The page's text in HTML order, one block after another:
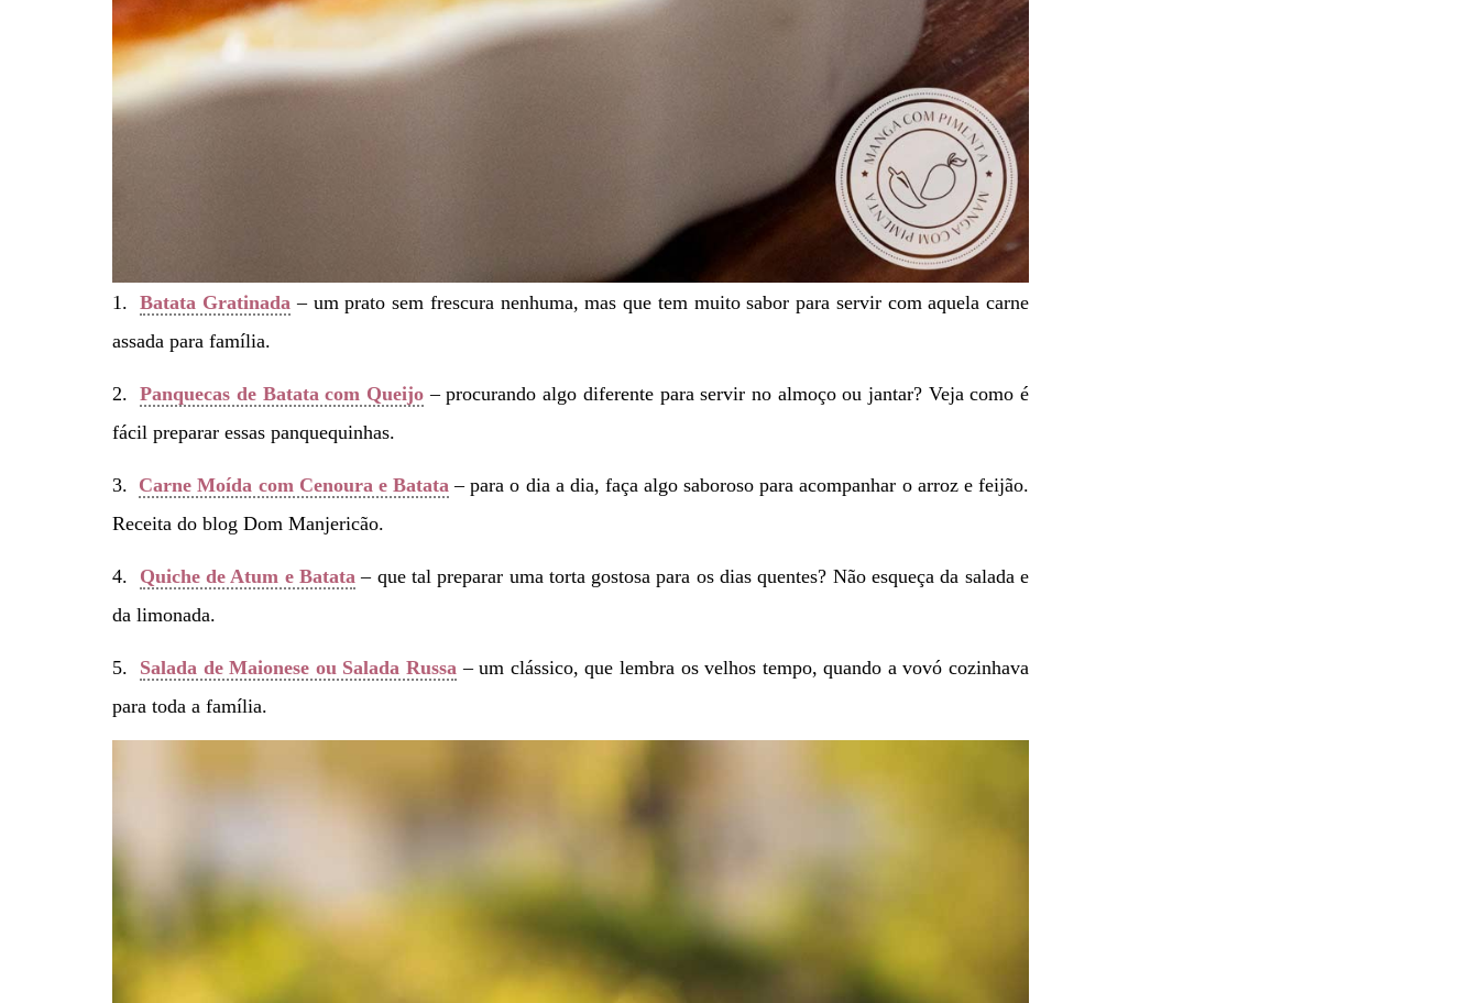
1.Batata Gratinada – um prato sem frescura nenhuma, mas que tem muito sabor para servir com aquela carne
assada para família.
2.Panquecas de Batata com Queijo – procurando algo diferente para servir no almoço ou jantar? Veja como é
fácil preparar essas panquequinhas.
3. Carne Moída com Cenoura e Batata – para o dia a dia, faça algo saboroso para acompanhar o arroz e feijão.
Receita do blog Dom Manjericão.
4. Quiche de Atum e Batata – que tal preparar uma torta gostosa para os dias quentes? Não esqueça da salada e
da limonada.
5. Salada de Maionese ou Salada Russa – um clássico, que lembra os velhos tempo, quando a vovó cozinhava
para toda a família.